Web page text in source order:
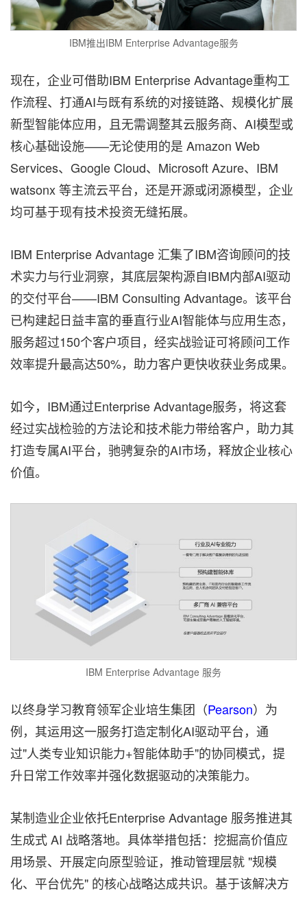
IBM推出IBM Enterprise Advantage服务
现在，企业可借助IBM Enterprise Advantage重构工
作流程、打通AI与既有系统的对接链路、规模化扩展
新型智能体应用，且无需调整其云服务商、AI模型或
核心基础设施——无论使用的是 Amazon Web
Services、Google Cloud、Microsoft Azure、IBM
watsonx 等主流云平台，还是开源或闭源模型，企业
均可基于现有技术投资无缝拓展。
IBM Enterprise Advantage 汇集了IBM咨询顾问的技
术实力与行业洞察，其底层架构源自IBM内部AI驱动
的交付平台——IBM Consulting Advantage。该平台
已构建起日益丰富的垂直行业AI智能体与应用生态，
服务超过150个客户项目，经实战验证可将顾问工作
效率提升最高达50%，助力客户更快收获业务成果。
如今，IBM通过Enterprise Advantage服务，将这套
经过实战检验的方法论和技术能力带给客户，助力其
打造专属AI平台，驰骋复杂的AI市场，释放企业核心
价值。
IBM Enterprise Advantage 服务
以终身学习教育领军企业培生集团（Pearson）为
例，其运用这一服务打造定制化AI驱动平台，通
过"人类专业知识能力+智能体助手"的协同模式，提
升日常工作效率并强化数据驱动的决策能力。
某制造业企业依托Enterprise Advantage 服务推进其
生成式 AI 战略落地。具体举措包括：挖掘高价值应
用场景、开展定向原型验证，推动管理层就 "规模
化、平台优先" 的核心战略达成共识。基于该解决方